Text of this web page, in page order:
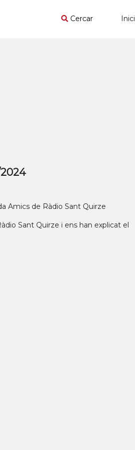
Cercar Inici
Amics de Ràdio Sant Quirze
Sant Quirze i ens han explicat el